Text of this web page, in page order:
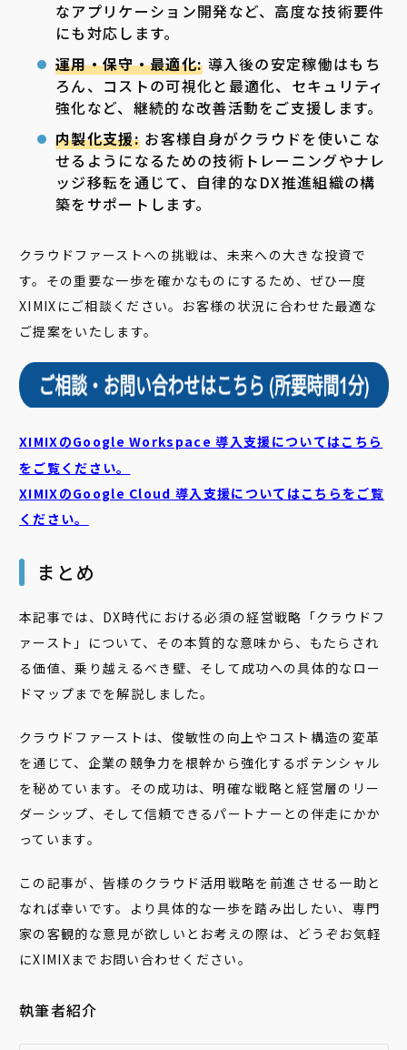
なアプリケーション開発など、高度な技術要件
にも対応します。
運用・保守・最適化: 導入後の安定稼働はもち
ろん、コストの可視化と最適化、セキュリティ
強化など、継続的な改善活動をご支援します。
内製化支援:お客様自身がクラウドを使いこな
せるようになるための技術トレーニングやナレ
ッジ移転を通じて、自律的なDX推進組織の構
築をサポートします。
クラウドファーストへの挑戦は、未来への大きな投資で
す。その重要な一歩を確かなものにするため、ぜひ一度
XIMIXにご相談ください。お客様の状況に合わせた最適な
ご提案をいたします。
XIMIXのGoogle Workspace 導入支援についてはこちら
をご覧ください。
XIMIXのGoogle Cloud 導入支援についてはこちらをご覧
ください。
まとめ
本記事では、DX時代における必須の経営戦略「クラウドフ
ァースト」について、その本質的な意味から、もたらされ
る価値、乗り越えるべき壁、そして成功への具体的なロー
ドマップまでを解説しました。
クラウドファーストは、俊敏性の向上やコスト構造の変革
を通じて、企業の競争力を根幹から強化するポテンシャル
を秘めています。その成功は、明確な戦略と経営層のリー
ダーシップ、そして信頼できるパートナーとの伴走にかか
っています。
この記事が、皆様のクラウド活用戦略を前進させる一助と
なれば幸いです。より具体的な一歩を踏み出したい、専門
家の客観的な意見が欲しいとお考えの際は、どうぞお気軽
にXIMIXまでお問い合わせください。
執筆者紹介